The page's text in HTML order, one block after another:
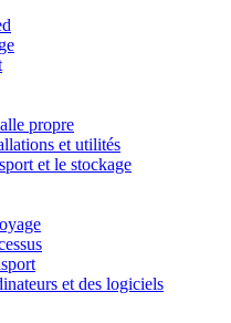
propre
et utilités
et le stockage
et des logiciels